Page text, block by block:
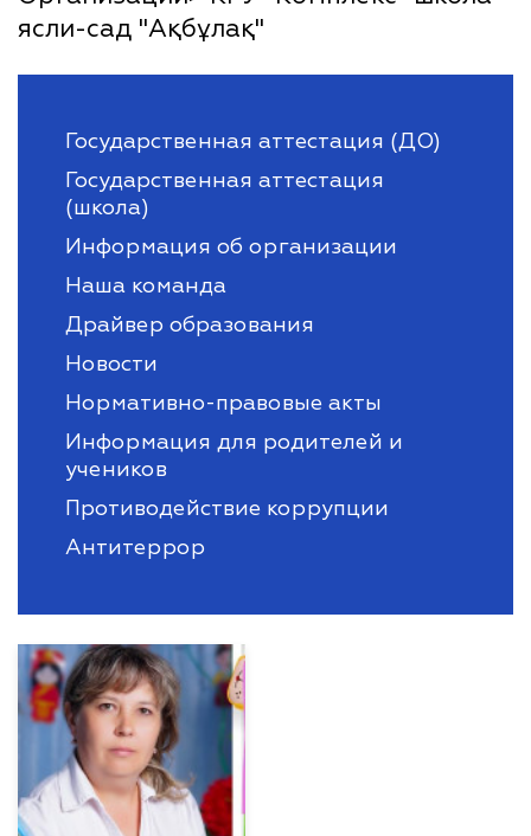
ясли-сад "Ақбұлақ"
Государственная аттестация (ДО)
Государственная аттестация
(школа)
Информация об организации
Наша команда
Драйвер образования
Новости
Нормативно-правовые акты
Информация для родителей и
учеников
Противодействие коррупции
Антитеррор